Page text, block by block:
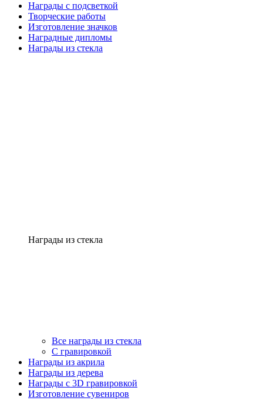
Награды с подсветкой
Творческие работы
Изготовление значков
Наградные дипломы
Награды из стекла
Награды из стекла
Все награды из стекла
С гравировкой
Награды из акрила
Награды из дерева
Награды с 3D гравировкой
Изготовление сувениров